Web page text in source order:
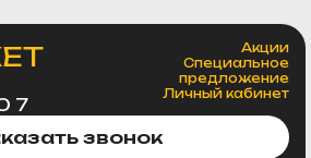
7
Акции
Специальное
предложение
Личный кабинет
звонок